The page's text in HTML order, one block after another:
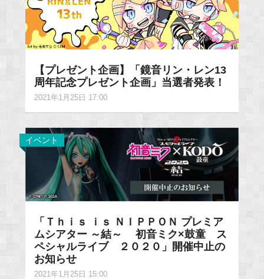
【プレゼント企画】「鏡音リン・レン13
周年記念プレゼント企画」当選者発表！
2021年1月25日 17:00
イベント
「Ｔｈｉｓ ｉｓ ＮＩＰＰＯＮ プレミア
ムシアター ～結～ 初音ミク×鼓童 ス
ペシャルライブ ２０２０」開催中止の
お知らせ
2021年1月25日 15:00